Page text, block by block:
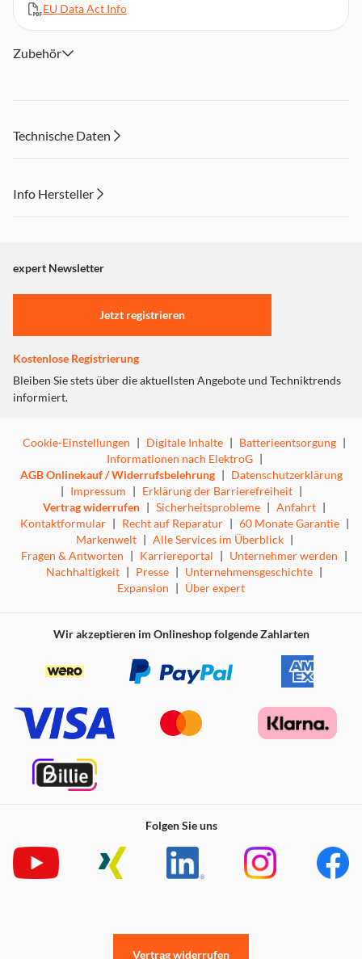
EU Data Act Info
Zubehör
Technische Daten
Info Hersteller
"Marketing".
Einstellungen anpassen
expert Newsletter
Jetzt registrieren
Kostenlose Registrierung
Bleiben Sie stets über die aktuellsten Angebote und Techniktrends
informiert.
Cookie-Einstellungen | Digitale Inhalte | Batterieentsorgung |
Informationen nach ElektroG |
AGB Onlinekauf / Widerrufsbelehrung | Datenschutzerklärung
| Impressum | Erklärung der Barrierefreiheit |
Vertrag widerrufen | Sicherheitsprobleme | Anfahrt |
Kontaktformular | Recht auf Reparatur | 60 Monate Garantie |
Markenwelt | Alle Services im Überblick |
Fragen & Antworten | Karriereportal | Unternehmer werden |
Nachhaltigkeit | Presse | Unternehmensgeschichte |
Expansion | Über expert
Wir akzeptieren im Onlineshop folgende Zahlarten
Folgen Sie uns
Vertrag widerrufen